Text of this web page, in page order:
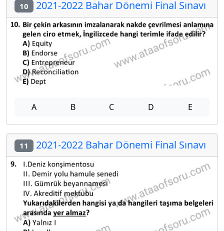
10 2021-2022 Bahar Dönemi Final Sınavı
A B C D E
11 2021-2022 Bahar Dönemi Final Sınavı